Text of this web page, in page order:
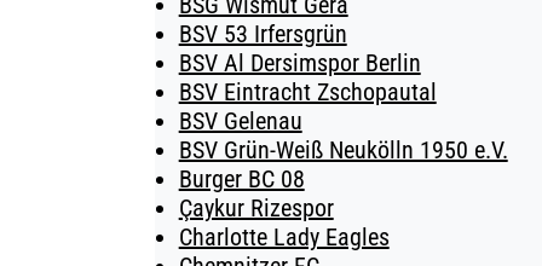
BSV 53 Irfersgrün
BSV Al Dersimspor Berlin
BSV Eintracht Zschopautal
BSV Gelenau
BSV Grün-Weiß Neukölln 1950 e.V.
Burger BC 08
Çaykur Rizespor
Charlotte Lady Eagles